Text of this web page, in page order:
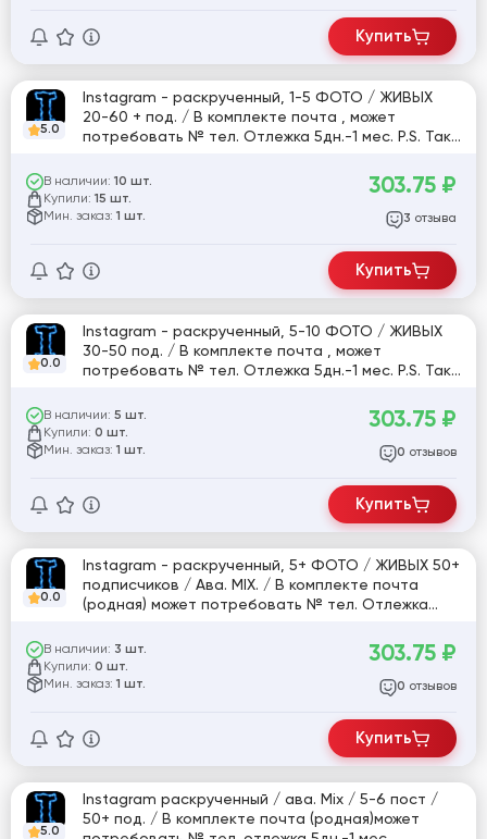
Купить
5.0
Instagram - раскрученный, 1-5 ФОТО / ЖИВЫХ
20-60 + под. / В комплекте почта , может
потребовать № тел. Отлежка 5дн.-1 мес. P.S. Так
так и небольшой - .
В наличии: 10 шт.
Купили: 15 шт.
Мин. заказ: 1 шт.
303.75 ₽
3 отзыва
Купить
0.0
Instagram - раскрученный, 5-10 ФОТО / ЖИВЫХ
30-50 под. / В комплекте почта , может
потребовать № тел. Отлежка 5дн.-1 мес. P.S. Так
так и небольшой - .
В наличии: 5 шт.
Купили: 0 шт.
Мин. заказ: 1 шт.
303.75 ₽
0 отзывов
Купить
0.0
Instagram - раскрученный, 5+ ФОТО / ЖИВЫХ 50+
подписчиков / Ава. MIX. / В комплекте почта
(родная) может потребовать № тел. Отлежка
может быть ,как + так и небольшой - .
В наличии: 3 шт.
Купили: 0 шт.
Мин. заказ: 1 шт.
303.75 ₽
0 отзывов
Купить
5.0
Instagram раскрученный / ава. Mix / 5-6 пост /
50+ под. / В комплекте почта (родная)может